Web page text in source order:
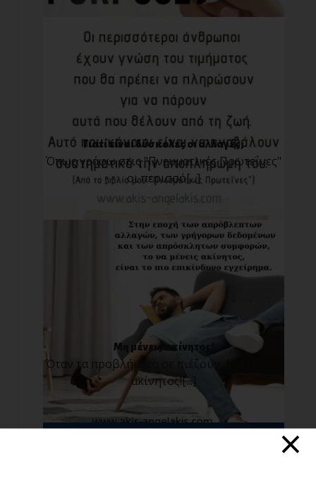
Γιατί είναι δύσκολες οι αλλαγές;
Όπως γράφω στις "Πνευματικές Πρωτεΐνες"
οι περισσό[...]
Μη μένεις ακίνητος!
Όταν τα προβλήματα σε πιέζουν, ΜΗ μένεις
ακίνητος![...]
×